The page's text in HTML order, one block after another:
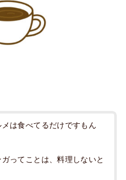
は食べてるだけですもん
ってことは、料理しないと